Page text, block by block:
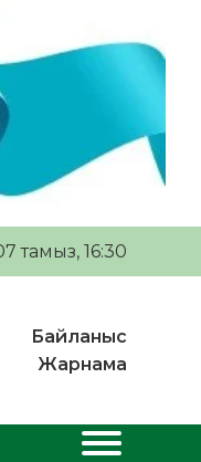
тамыз, 16:30
Байланыс
Жарнама